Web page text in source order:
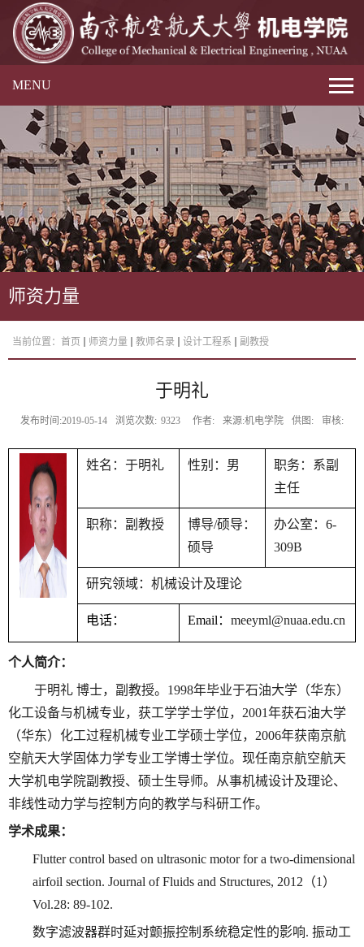
MENU
师资力量
当前位置： 首页 师资力量 教师名录 设计工程系 副教授
于明礼
发布时间:2019-05-14 浏览次数: 9323 作者: 来源:机电学院 供图: 审核:
姓名： 于明礼 性别：男
职务：系副
主任
职称：副教授 博导/硕导：
硕导
办公室： 6-
309B
研究领域：机械设计及理论
电话： Email ： meeyml@nuaa.edu.cn
个人简介：
于明礼博士，副教授。 1998年毕业于石油大学（华东）
化工设备与机械专业，获工学学士学位， 2001年获石油大学
（华东）化工过程机械专业工学硕士学位， 2006年获南京航
空航天大学固体力学专业工学博士学位。现任南京航空航天
大学机电学院副教授、硕士生导师。从事机械设计及理论、
非线性动力学与控制方向的教学与科研工作。
学术成果：
Flutter control based on ultrasonic motor for a two-dimensional
airfoil section. Journal of Fluids and Structures, 2012 （1 ）
Vol.28: 89-102.
数字滤波器群时延对颤振控制系统稳定性的影响. 振动工